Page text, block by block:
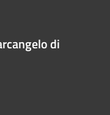
di